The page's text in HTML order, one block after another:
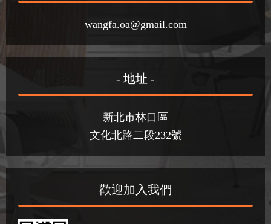
wangfa.oa@gmail.com
- 地址 -
新北市林口區
文化北路二段232號
歡迎加入我們